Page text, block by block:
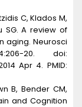
C, Klados M,
SG. A review of
aging. Neurosci
20. doi:
Apr 4. PMID:
B, Bender CM,
and Cognition